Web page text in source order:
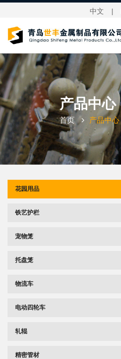
中文 |
产品中心
首页 产品中心
花园用品
铁艺护栏
宠物笼
托盘笼
物流车
电动四轮车
轧辊
精密管材